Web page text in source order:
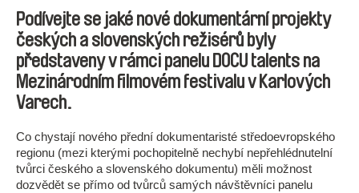
Podívejte se jaké nové dokumentární projekty
českých a slovenských režisérů byly
představeny v rámci panelu DOCU talents na
Mezinárodním filmovém festivalu v Karlových
Varech.
Co chystají nového přední dokumentaristé středoevropského
regionu (mezi kterými pochopitelně nechybí nepřehlédnutelní
tvůrci českého a slovenského dokumentu) měli možnost
dozvědět se přímo od tvůrců samých návštěvníci panelu